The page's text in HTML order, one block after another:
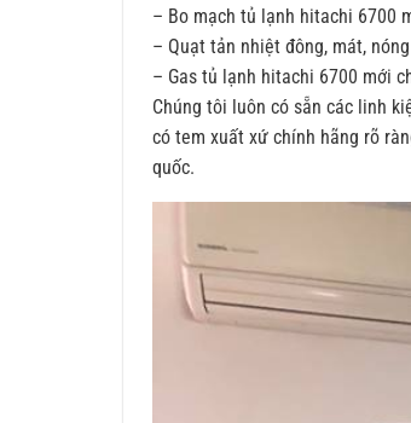
– Bo mạch tủ lạnh hitachi 6700
– Quạt tản nhiệt đông, mát,
– Gas tủ lạnh hitachi 6700 mới
Chúng tôi luôn có sẵn các linh
có tem xuất xứ chính hãng rõ
quốc.